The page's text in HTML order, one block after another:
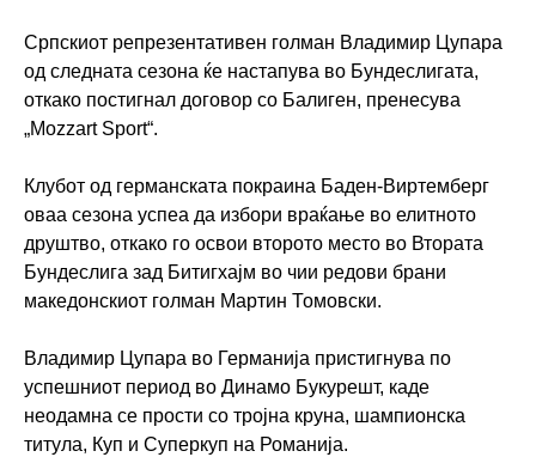
Српскиот репрезентативен голман Владимир Цупара
од следната сезона ќе настапува во Бундеслигата,
откако постигнал договор со Балиген, пренесува
„Mozzart Sport“.
Клубот од германската покраина Баден-Виртемберг
оваа сезона успеа да избори враќање во елитното
друштво, откако го освои второто место во Втората
Бундеслига зад Битигхајм во чии редови брани
македонскиот голман Мартин Томовски.
Владимир Цупара во Германија пристигнува по
успешниот период во Динамо Букурешт, каде
неодамна се прости со тројна круна, шампионска
титула, Куп и Суперкуп на Романија.